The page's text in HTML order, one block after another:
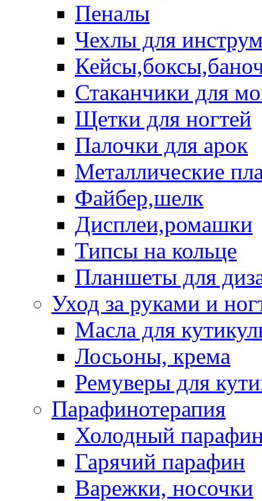
Пеналы
Чехлы для
Стаканчики для
Щетки для ногтей
Палочки для арок
Металлические
Файбер,шелк
Дисплеи,ромашки
Типсы на кольце
Планшеты для
Уход за руками и
Масла для
Лосьоны, крема
Ремуверы для
Парафинотерапия
Холодный
Гарячий парафин
Варежки, носочки